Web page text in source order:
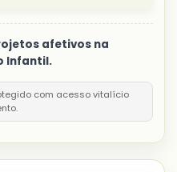
afetivos na
Infantil.
com acesso vitalício